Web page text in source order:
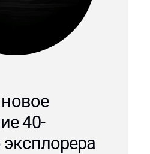
40-